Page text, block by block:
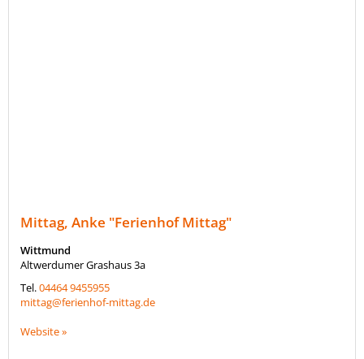
Mittag, Anke "Ferienhof Mittag"
Wittmund
Altwerdumer Grashaus 3a
Tel.04464 9455955
mittag@ferienhof-mittag.de
Website »